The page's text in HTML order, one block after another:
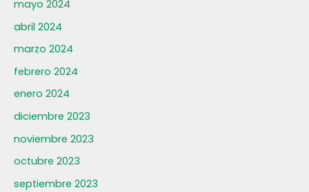
mayo 2024
abril 2024
marzo 2024
febrero 2024
enero 2024
diciembre 2023
noviembre 2023
octubre 2023
septiembre 2023